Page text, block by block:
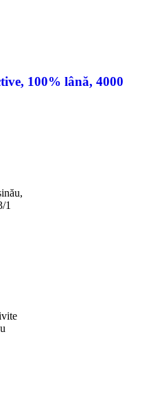
100% lână, 4000
1